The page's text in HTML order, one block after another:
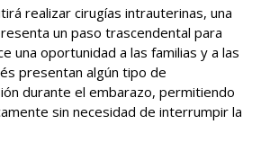
realizar cirugías intrauterinas, una
un paso trascendental para
una oportunidad a las familias y a las
presentan algún tipo de
durante el embarazo, permitiendo
sin necesidad de interrumpir la